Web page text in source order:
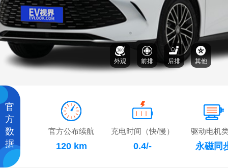
外观 前排 后排 其他
官
方
数
据
官方公布续航
120 km
充电时间（快/慢）
0.4/-
驱动电机
永磁同